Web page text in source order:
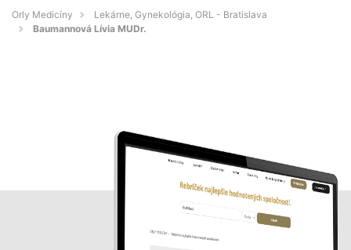
Orly Medicíny
Lekárne, Gynekológia, ORL - Bratislava
Baumannová Lívia MUDr.